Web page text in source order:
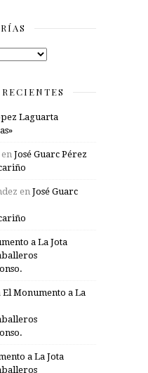
Laguarta
en José Guarc Pérez
en José Guarc
a La Jota
El Monumento a La
a La Jota